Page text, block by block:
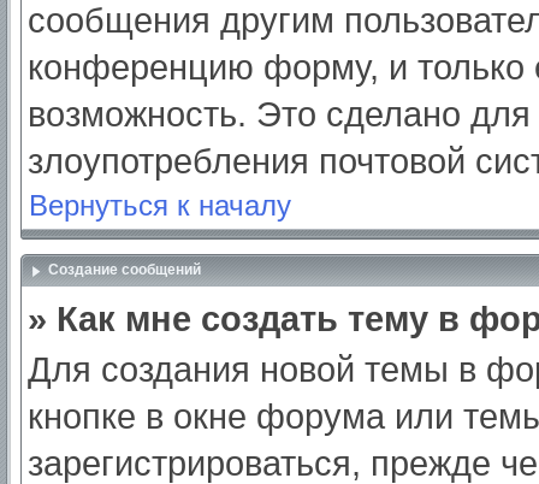
сообщения другим
конференцию форму, и только
возможность. Это сделано для
злоупотребления почтовой
Вернуться к началу
Создание сообщений
» Как мне создать тему в
Для создания новой темы в
кнопке в окне форума или
зарегистрироваться, прежде